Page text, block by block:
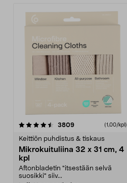
3809arvostelut (1,00/kpl)
Keittiön puhdistus & tiskaus
Mikrokuituliina 32 x 31 cm, 4
kpl
Aftonbladetin "itsestään selvä
suosikki" siiv...
4.5viidestä